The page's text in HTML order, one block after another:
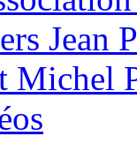
Jean
Michel